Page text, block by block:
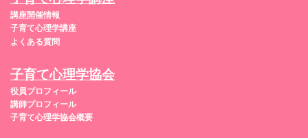
講座開催情報
子育て心理学講座
よくある質問
子育て心理学協会
役員プロフィール
講師プロフィール
子育て心理学協会概要